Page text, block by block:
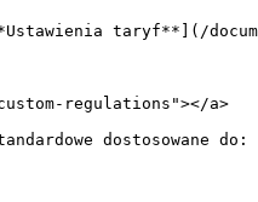
taryf**](/
regulations"></a>
dostosowane do: